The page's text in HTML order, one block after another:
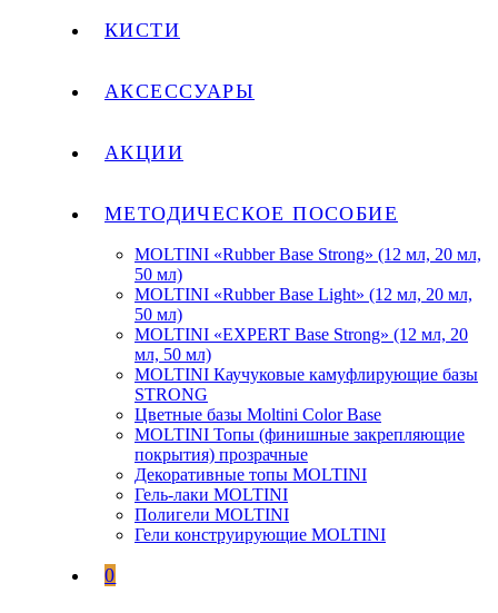
КИСТИ
АКСЕССУАРЫ
АКЦИИ
МЕТОДИЧЕСКОЕ ПОСОБИЕ
MOLTINI «Rubber Base Strong» (12 мл, 20 мл,
50 мл)
MOLTINI «Rubber Base Light» (12 мл, 20 мл,
50 мл)
MOLTINI «EXPERT Base Strong» (12 мл, 20
мл, 50 мл)
MOLTINI Каучуковые камуфлирующие базы
STRONG
Цветные базы Moltini Color Base
MOLTINI Топы (финишные закрепляющие
покрытия) прозрачные
Декоративные топы MOLTINI
Гель-лаки MOLTINI
Полигели MOLTINI
Гели конструирующие MOLTINI
0